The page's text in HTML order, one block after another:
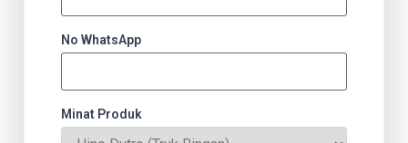
No WhatsApp
Minat Produk